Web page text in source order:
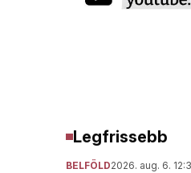
Legfrissebb
BELFÖLD2026. aug. 6.